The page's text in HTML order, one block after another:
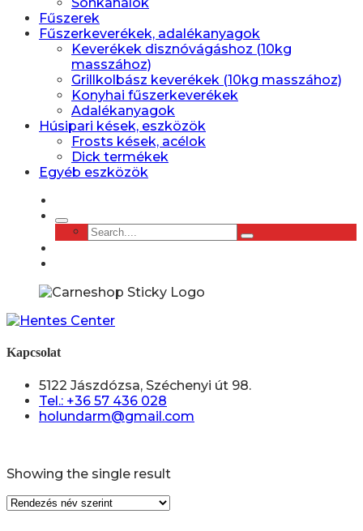
Fűszerek
Fűszerkeverékek, adalékanyagok
Keverékek disznóvágáshoz (10kg
masszához)
Grillkolbász keverékek (10kg masszához)
Konyhai fűszerkeverékek
Adalékanyagok
Húsipari kések, eszközök
Frosts kések, acélok
Dick termékek
Egyéb eszközök
Kapcsolat
5122 Jászdózsa, Széchenyi út 98.
Tel.: +36 57 436 028
holundarm@gmail.com
Showing the single result